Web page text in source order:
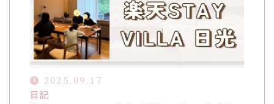
お問い合わせフォーム
24時間受付中
2025.09.17
日記